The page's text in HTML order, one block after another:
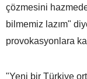
çözmesini
bilmemiz lazım"
provokasyonlara
"Yeni bir Türkiye